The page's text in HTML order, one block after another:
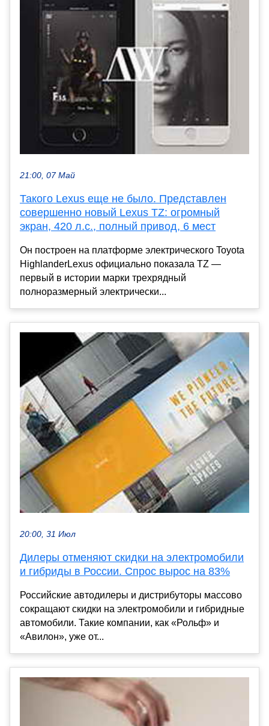
21:00, 07 Май
Такого Lexus еще не было. Представлен
совершенно новый Lexus TZ: огромный
экран, 420 л.с., полный привод, 6 мест
Он построен на платформе электрического Toyota
HighlanderLexus официально показала TZ —
первый в истории марки трехрядный
полноразмерный электрически...
20:00, 31 Июл
Дилеры отменяют скидки на электромобили
и гибриды в России. Спрос вырос на 83%
Российские автодилеры и дистрибуторы массово
сокращают скидки на электромобили и гибридные
автомобили. Такие компании, как «Рольф» и
«Авилон», уже от...